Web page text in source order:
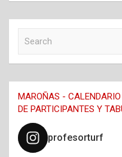
c
h
MAROÑAS -
DE PARTICIPANTES Y
profesorturf